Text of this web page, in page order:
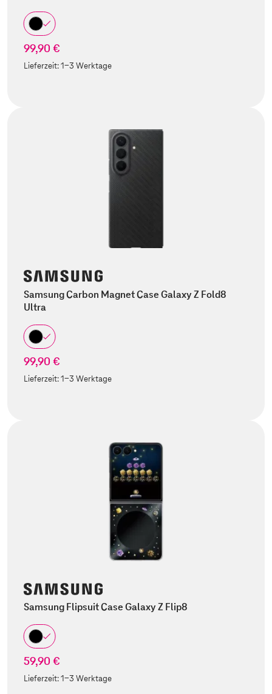
99,90 €
Lieferzeit:1-3 Werktage
Samsung Carbon Magnet Case Galaxy Z Fold8
Ultra
99,90 €
Lieferzeit:1-3 Werktage
Samsung Flipsuit Case Galaxy Z Flip8
59,90 €
Lieferzeit:1-3 Werktage